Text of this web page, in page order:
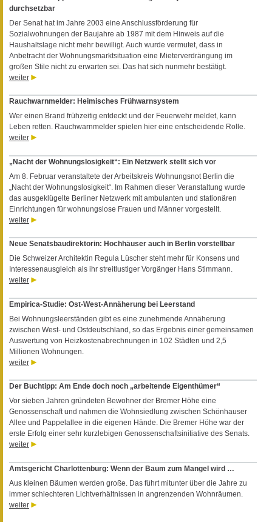
durchsetzbar
Der Senat hat im Jahre 2003 eine Anschlussförderung für
Sozialwohnungen der Baujahre ab 1987 mit dem Hinweis auf die
Haushaltslage nicht mehr bewilligt. Auch wurde vermutet, dass in
Anbetracht der Wohnungsmarktsituation eine Mieterverdrängung im
großen Stile nicht zu erwarten sei. Das hat sich nunmehr bestätigt.
weiter
Rauchwarnmelder: Heimisches Frühwarnsystem
Wer einen Brand frühzeitig entdeckt und der Feuerwehr meldet, kann
Leben retten. Rauchwarnmelder spielen hier eine entscheidende Rolle.
weiter
„Nacht der Wohnungslosigkeit“: Ein Netzwerk stellt sich vor
Am 8. Februar veranstaltete der Arbeitskreis Wohnungsnot Berlin die
„Nacht der Wohnungslosigkeit“. Im Rahmen dieser Veranstaltung wurde
das ausgeklügelte Berliner Netzwerk mit ambulanten und stationären
Einrichtungen für wohnungslose Frauen und Männer vorgestellt.
weiter
Neue Senatsbaudirektorin: Hochhäuser auch in Berlin vorstellbar
Die Schweizer Architektin Regula Lüscher steht mehr für Konsens und
Interessenausgleich als ihr streitlustiger Vorgänger Hans Stimmann.
weiter
Empirica-Studie: Ost-West-Annäherung bei Leerstand
Bei Wohnungsleerständen gibt es eine zunehmende Annäherung
zwischen West- und Ostdeutschland, so das Ergebnis einer gemeinsamen
Auswertung von Heizkostenabrechnungen in 102 Städten und 2,5
Millionen Wohnungen.
weiter
Der Buchtipp: Am Ende doch noch „arbeitende Eigenthümer“
Vor sieben Jahren gründeten Bewohner der Bremer Höhe eine
Genossenschaft und nahmen die Wohnsiedlung zwischen Schönhauser
Allee und Pappelallee in die eigenen Hände. Die Bremer Höhe war der
erste Erfolg einer sehr kurzlebigen Genossenschaftsinitiative des Senats.
weiter
Amtsgericht Charlottenburg: Wenn der Baum zum Mangel wird …
Aus kleinen Bäumen werden große. Das führt mitunter über die Jahre zu
immer schlechteren Lichtverhältnissen in angrenzenden Wohnräumen.
weiter